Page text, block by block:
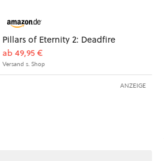
Pillars of Eternity 2: Deadfire
ab 49,95 €
Versand s. Shop
ANZEIGE